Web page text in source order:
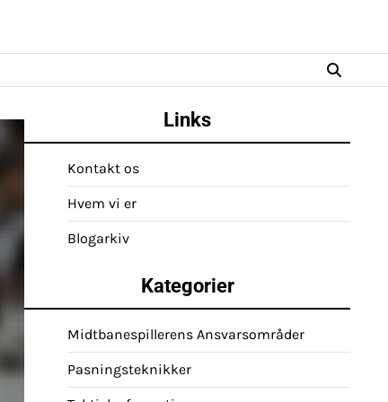
Links
Kontakt os
Hvem vi er
Blogarkiv
Kategorier
Midtbanespillerens Ansvarsområder
Pasningsteknikker